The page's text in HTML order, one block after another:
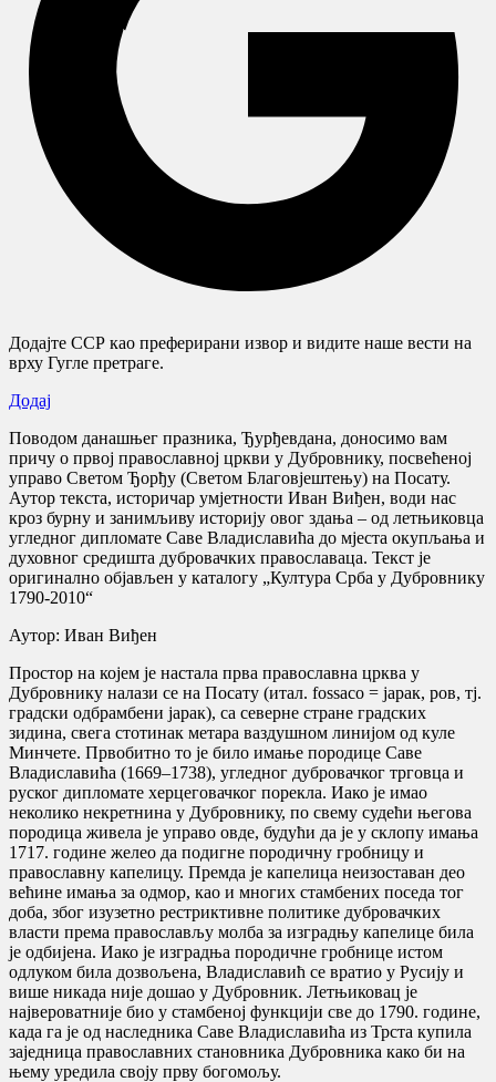
Додајте ССР као преферирани извор и видите наше вести на
врху Гугле претраге.
Додај
Поводом данашњег празника, Ђурђевдана, доносимо вам
причу о првој православној цркви у Дубровнику, посвећеној
управо Светом Ђорђу (Светом Благовjештењу) на Посату.
Аутор текста, историчар умjетности Иван Виђен, води нас
кроз бурну и занимљиву историју овог здања – од летњиковца
угледног дипломате Саве Владиславића до мjеста окупљања и
духовног средишта дубровачких православаца. Текст је
оригинално објављен у каталогу „Култура Срба у Дубровнику
1790-2010“
Аутор: Иван Виђен
Простор на којем је настала прва православна црква у
Дубровнику налази се на Посату (итал. fossaco = јарак, ров, тј.
градски одбрамбени јарак), са северне стране градских
зидина, свега стотинак метара ваздушном линијом од куле
Минчете. Првобитно то је било имање породице Саве
Владиславића (1669–1738), угледног дубровачког трговца и
руског дипломате херцеговачког порекла. Иако је имао
неколико некретнина у Дубровнику, по свему судећи његова
породица живела је управо овде, будући да је у склопу имања
1717. године желео да подигне породичну гробницу и
православну капелицу. Премда је капелица неизоставан део
већине имања за одмор, као и многих стамбених поседа тог
доба, због изузетно рестриктивне политике дубровачких
власти према православљу молба за изградњу капелице била
је одбијена. Иако је изградња породичне гробнице истом
одлуком била дозвољена, Владиславић се вратио у Русију и
више никада није дошао у Дубровник. Летњиковац је
највероватније био у стамбеној функцији све до 1790. године,
када га је од наследника Саве Владиславића из Трста купила
заједница православних становника Дубровника како би на
њему уредила своју прву богомољу.